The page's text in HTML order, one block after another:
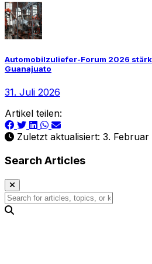
Automobilzuliefer-Forum 2026
Guanajuato
31. Juli 2026
Artikel teilen:
Zuletzt aktualisiert: 3. Februar
Search Articles